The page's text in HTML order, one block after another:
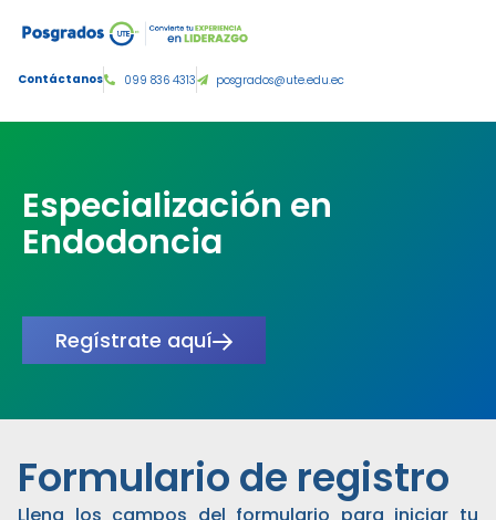
Contáctanos 099 836 4313 posgrados@ute.edu.ec
Especialización en
Endodoncia
Regístrate aquí
Formulario de registro
Tercer nivel de grado: